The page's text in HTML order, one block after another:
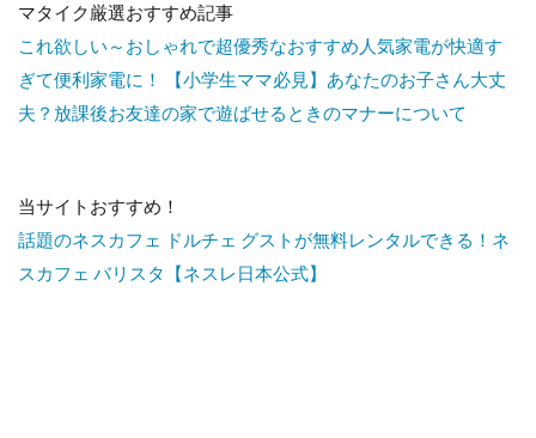
マタイク厳選おすすめ記事
これ欲しい～おしゃれで超優秀なおすすめ人気家電が快適す
ぎて便利家電に！
【小学生ママ必見】あなたのお子さん大丈
夫？放課後お友達の家で遊ばせるときのマナーについて
当サイトおすすめ！
話題のネスカフェ ドルチェ グストが無料レンタルできる！ネ
スカフェ バリスタ【ネスレ日本公式】